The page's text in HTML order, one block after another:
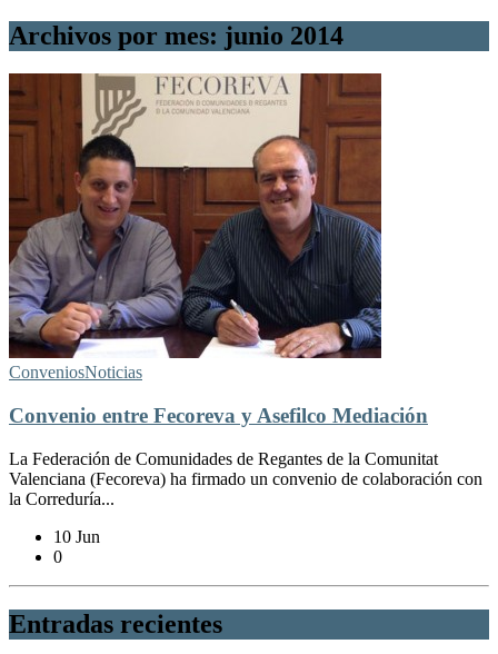
Archivos por mes: junio 2014
ConveniosNoticias
Convenio entre Fecoreva y Asefilco Mediación
La Federación de Comunidades de Regantes de la Comunitat
Valenciana (Fecoreva) ha firmado un convenio de colaboración con
la Correduría...
10 Jun
0
Entradas recientes